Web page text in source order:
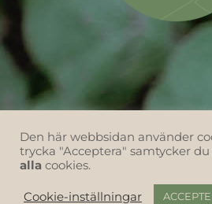
Den här webbsidan använder
trycka "Acceptera" samtycker
alla cookies.
Cookie-inställningar